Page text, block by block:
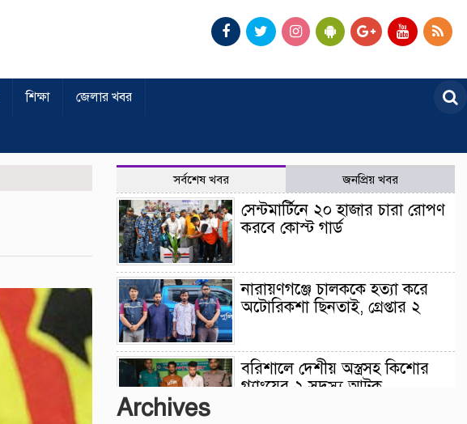
শিক্ষা জেলার খবর
সর্বশেষ খবর জনপ্রিয় খবর
সেন্টমার্টিনে ২০ হাজার চারা রোপণ
করবে কোস্ট গার্ড
নারায়ণগঞ্জে চালককে হত্যা করে
অটোরিকশা ছিনতাই, গ্রেপ্তার ২
বরিশালে দেশীয় অস্ত্রসহ কিশোর
গ্যাংয়ের ২ সদস্য আটক
Archives